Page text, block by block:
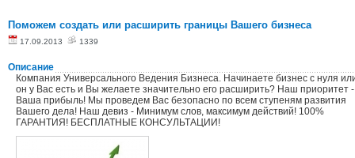
Поможем создать или расширить границы Вашего бизнеса
17.09.2013 1339
Описание
Компания Универсального Ведения Бизнеса. Начинаете бизнес с нуля
он у Вас есть и Вы желаете значительно его расширить? Наш приоритет -
Ваша прибыль! Мы проведем Вас безопасно по всем ступеням развития
Вашего дела! Наш девиз - Минимум слов, максимум действий! 100%
ГАРАНТИЯ! БЕСПЛАТНЫЕ КОНСУЛЬТАЦИИ!